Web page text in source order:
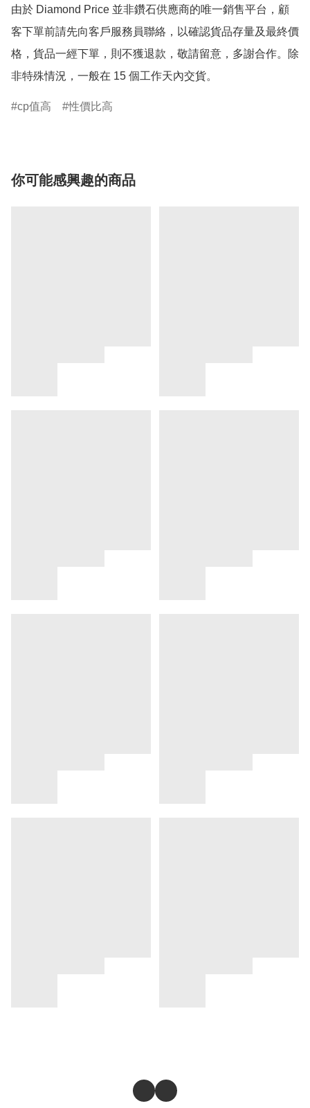
由於 Diamond Price 並非鑽石供應商的唯一銷售平台，顧
客下單前請先向客戶服務員聯絡，以確認貨品存量及最終價
格，貨品一經下單，則不獲退款，敬請留意，多謝合作。除
非特殊情況，一般在 15 個工作天內交貨。
cp值高 性價比高
你可能感興趣的商品